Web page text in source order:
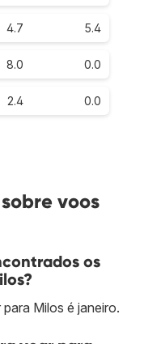
4.7 5.4
8.0 0.0
2.4 0.0
voos
os
Milos é janeiro.